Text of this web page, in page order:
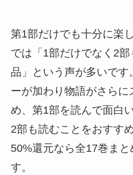
第1部だけでも十分に楽
では「1部だけでなく2
品」という声が多いです
ーが加わり物語がさらに
め、第1部を読んで面白
2部も読むことをおすす
50%還元なら全17巻ま
す。